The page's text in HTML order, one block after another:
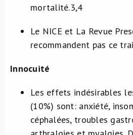
mortalité.3,4
Le NICE et La Revue
recommandent pas ce
Innocuité
Les effets indésirables
(10%) sont: anxiété,
céphalées, troubles